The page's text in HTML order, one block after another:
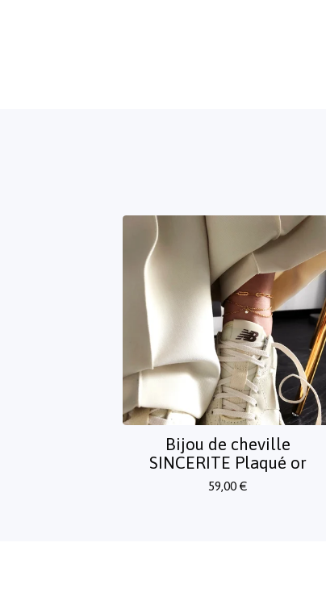
Bijou de cheville
SINCERITE Plaqué or
59,00 €